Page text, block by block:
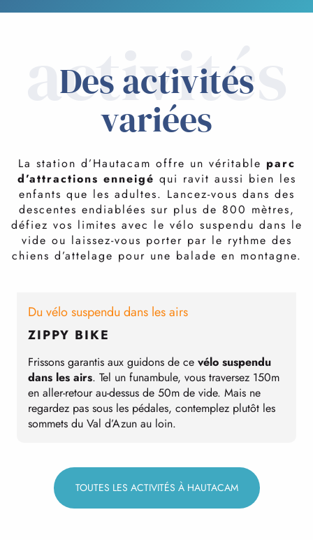
activités
Des activités
variées
La station d’Hautacam offre un véritable parc
d’attractions enneigé qui ravit aussi bien les
enfants que les adultes. Lancez-vous dans des
descentes endiablées sur plus de 800 mètres,
défiez vos limites avec le vélo suspendu dans le
vide ou laissez-vous porter par le rythme des
chiens d’attelage pour une balade en montagne.
Du vélo suspendu dans les airs
ZIPPY BIKE
Frissons garantis aux guidons de ce vélo suspendu
dans les airs. Tel un funambule, vous traversez 150m
en aller-retour au-dessus de 50m de vide. Mais ne
regardez pas sous les pédales, contemplez plutôt les
sommets du Val d’Azun au loin.
TOUTES LES ACTIVITÉS À HAUTACAM